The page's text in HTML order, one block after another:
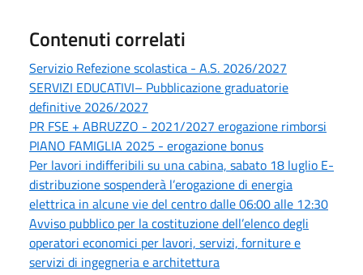
Contenuti correlati
Servizio Refezione scolastica - A.S. 2026/2027
SERVIZI EDUCATIVI– Pubblicazione graduatorie
definitive 2026/2027
PR FSE + ABRUZZO - 2021/2027 erogazione rimborsi
PIANO FAMIGLIA 2025 - erogazione bonus
Per lavori indifferibili su una cabina, sabato 18 luglio E-
distribuzione sospenderà l’erogazione di energia
elettrica in alcune vie del centro dalle 06:00 alle 12:30
Avviso pubblico per la costituzione dell’elenco degli
operatori economici per lavori, servizi, forniture e
servizi di ingegneria e architettura